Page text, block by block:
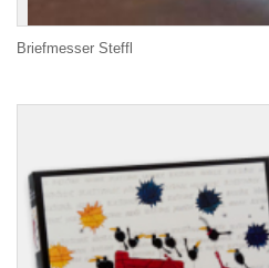
Briefmesser Steffl